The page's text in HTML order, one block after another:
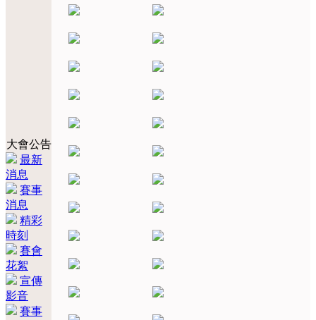
大會公告
最新
消息
賽事
消息
精彩
時刻
賽會
花絮
宣傳
影音
賽事